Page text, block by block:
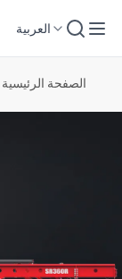
العربية
الصفحة الرئيسية